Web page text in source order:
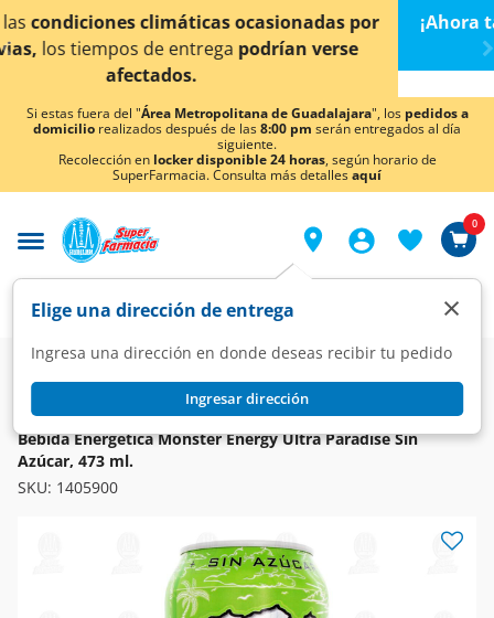
< div class="carousel-inner">
por
verse
¡Ahora también en Aguascalientes!
conocer detalles.
Si estas fuera del "Área Metropolitana de Guadalajara", los pedidos a
domicilio realizados después de las8:00 pm serán entregados al día
siguiente.
Recolección en locker disponible 24 horas, según horario de
SuperFarmacia. Consulta más detallesaquí
Elige una dirección de entrega
Ingresa una dirección en donde deseas recibir tu pedido
Ingresar dirección
×
0
Super Bebidas
Energéticas e Hidratantes
Energéticas
MONSTER
Bebida Energética Monster Energy Ultra Paradise Sin
Azúcar, 473 ml.
SKU: 1405900